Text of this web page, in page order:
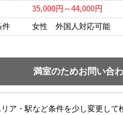
35,000円～44,000円
件 女性 外国人対応可能
満室のためお問い合
ア・駅など条件を少し変更して